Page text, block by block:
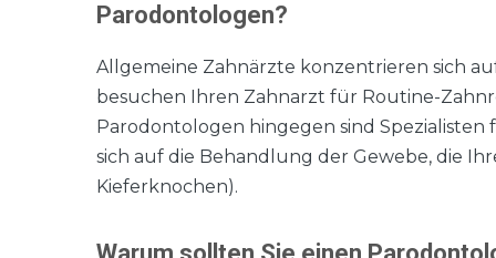
Parodontologen?
Allgemeine Zahnärzte konzentrieren sich
besuchen Ihren Zahnarzt für Routine-
Parodontologen hingegen sind
sich auf die Behandlung der Gewebe, die
Kieferknochen).